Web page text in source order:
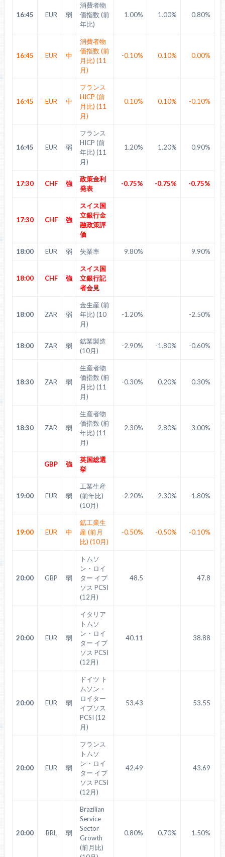
16:45 EUR 弱
消費者物
価指数 (前
年比)
1.00% 1.00% 0.80%
16:45 EUR 中
消費者物
価指数 (前
月比) (11
月)
-0.10% 0.10% 0.00%
16:45 EUR 中
フランス
HICP (前
月比) (11
月)
0.10% 0.10% -0.10%
16:45 EUR 弱
フランス
HICP (前
年比) (11
月)
1.20% 1.20% 0.90%
17:30 CHF 強
政策金利
発表
-0.75% -0.75% -0.75%
17:30 CHF 強
スイス国
立銀行金
融政策評
価
18:00 EUR 弱 失業率 9.80% 9.90%
18:00 CHF 強
スイス国
立銀行記
者会見
18:00 ZAR 弱
金生産 (前
年比) (10
月)
-1.20% -2.50%
18:00 ZAR 弱
鉱業製造
(10月)
-2.90% -1.80% -0.60%
18:30 ZAR 弱
生産者物
価指数 (前
月比) (11
月)
-0.30% 0.20% 0.30%
18:30 ZAR 弱
生産者物
価指数 (前
年比) (11
月)
2.30% 2.80% 3.00%
GBP 強
英国総選
挙
19:00 EUR 弱
工業生産
(前年比)
(10月)
-2.20% -2.30% -1.80%
19:00 EUR 中
鉱工業生
産 (前月
比) (10月)
-0.50% -0.50% -0.10%
20:00 GBP 弱
トムソ
ン・ロイ
ター イプ
ソス PCSI
(12月)
48.5 47.8
20:00 EUR 弱
イタリア
トムソ
ン・ロイ
ター イプ
ソス PCSI
(12月)
40.11 38.88
20:00 EUR 弱
ドイツ ト
ムソン・
ロイター
イプソス
PCSI (12
月)
53.43 53.55
20:00 EUR 弱
フランス
トムソ
ン・ロイ
ター イプ
ソス PCSI
(12月)
42.49 43.69
20:00 BRL 弱
Brazilian
Service
Sector
Growth
(前月比)
0.80% 0.70% 1.50%